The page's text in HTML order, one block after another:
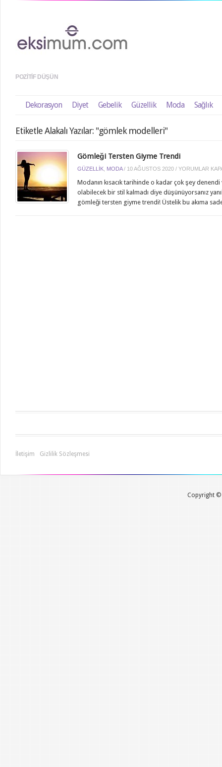
POZITIF DÜŞÜN
Dekorasyon Diyet Gebelik Güzellik Moda Sağlık
Etiketle Alakalı Yazılar: "gömlek modelleri"
Gömleği Tersten Giyme Trendi
GÜZELLIK MODA/ 10 AĞUSTOS 2020 / GÖMLEĞI
GIYME
TRENDI
YORUMLAR
Modanın kısacık tarihinde o kadar çok şey denendi
olabilecek bir stil kalmadı diye düşünüyorsanız
gömleği tersten giyme trendi! Üstelik bu akıma
İletişim Gizlilik Sözleşmesi
Copyright ©